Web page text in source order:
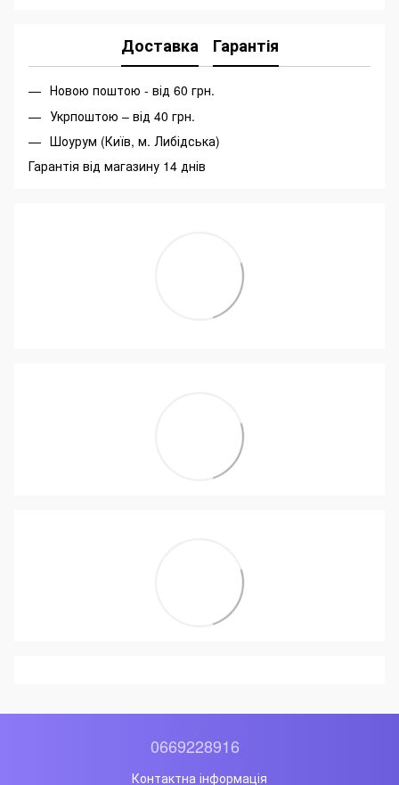
Доставка Гарантія
Новою поштою - від 60 грн.
Укрпоштою – від 40 грн.
Шоурум (Київ, м. Либідська)
Гарантія від магазину 14 днів
0669228916
Контактна інформація